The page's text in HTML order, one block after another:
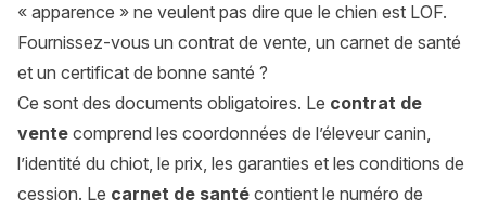
« apparence » ne veulent pas dire que le chien est LOF.
Fournissez-vous un contrat de vente, un carnet de santé
et un certificat de bonne santé ?
Ce sont des documents obligatoires. Le contrat de
vente comprend les coordonnées de l’éleveur canin,
l’identité du chiot, le prix, les garanties et les conditions de
cession. Le carnet de santé contient le numéro de